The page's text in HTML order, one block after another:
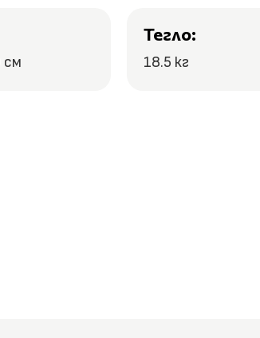
см
Тегло:
18.5 кг